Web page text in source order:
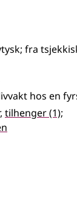
; fra
hos en
, tilhenger(1);